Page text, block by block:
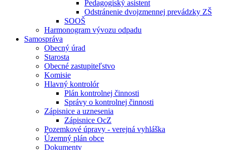
Pedagogiský asistent
Odstránenie dvojzmennej prevádzky ZŠ
SOOŠ
Harmonogram vývozu odpadu
Samospráva
Obecný úrad
Starosta
Obecné zastupiteľstvo
Komisie
Hlavný kontrolór
Plán kontrolnej činnosti
Správy o kontrolnej činnosti
Zápisnice a uznesenia
Zápisnice OcZ
Pozemkové úpravy - verejná vyhláška
Územný plán obce
Dokumenty